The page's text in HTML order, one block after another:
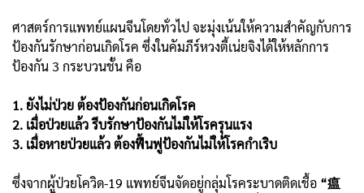
ศาสตร์การแพทย์แผนจีนโดยทั่วไป จะมุ่งเน้นให้ความสำคัญกับการ
ป้องกันรักษาก่อนเกิดโรค ซึ่งในคัมภีร์หวงตี้เน่ยจิงได้ให้หลักการ
ป้องกัน 3 กระบวนชั้น คือ
1. ยังไม่ป่วย ต้องป้องกันก่อนเกิดโรค
2. เมื่อป่วยแล้ว รีบรักษาป้องกันไม่ให้โรครุนแรง
3. เมื่อหายป่วยแล้ว ต้องฟื้นฟูป้องกันไม่ให้โรคกำเริบ
ซึ่งจากผู้ป่วยโควิด-19 แพทย์จีนจัดอยู่กลุ่มโรคระบาดติดเชื้อ “瘟